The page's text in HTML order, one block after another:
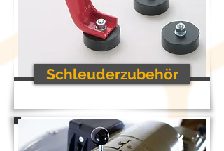
Schleuderzubehör